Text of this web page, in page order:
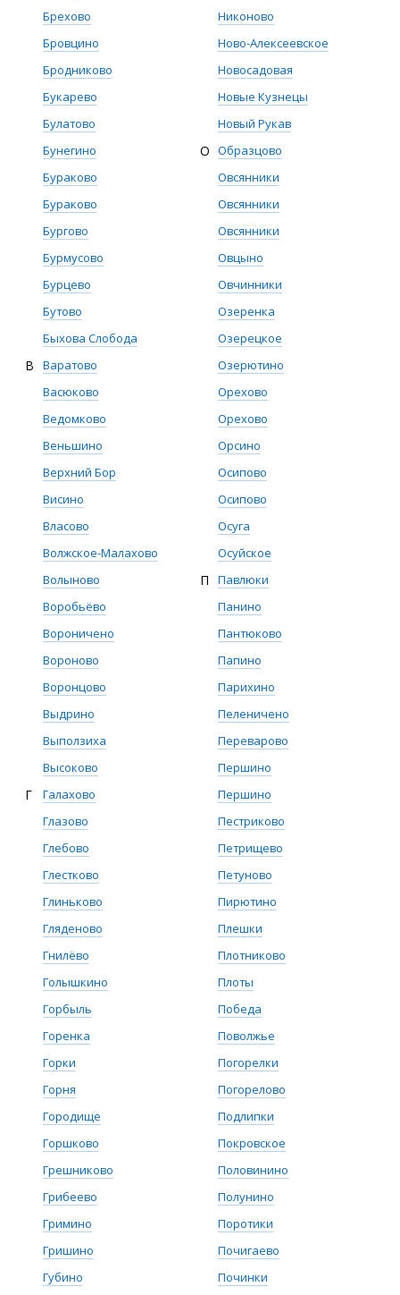
Брехово
Бровцино
Бродниково
Букарево
Булатово
Бунегино
Бураково
Бураково
Бургово
Бурмусово
Бурцево
Бутово
Быхова Слобода
В
Варатово
Васюково
Ведомково
Веньшино
Верхний Бор
Висино
Власово
Волжское-Малахово
Волыново
Воробьёво
Вороничено
Вороново
Воронцово
Выдрино
Выползиха
Высоково
Г
Галахово
Глазово
Глебово
Глестково
Глиньково
Гляденово
Гнилёво
Голышкино
Горбыль
Горенка
Горки
Горня
Городище
Горшково
Грешниково
Грибеево
Гримино
Гришино
Губино
Никоново
Ново-Алексеевское
Новосадовая
Новые Кузнецы
Новый Рукав
О Образцово
Овсянники
Овсянники
Овсянники
Овцыно
Овчинники
Озеренка
Озерецкое
Озерютино
Орехово
Орехово
Орсино
Осипово
Осипово
Осуга
Осуйское
П
Павлюки
Панино
Пантюково
Папино
Парихино
Пеленичено
Переварово
Першино
Першино
Пестриково
Петрищево
Петуново
Пирютино
Плешки
Плотниково
Плоты
Победа
Поволжье
Погорелки
Погорелово
Подлипки
Покровское
Половинино
Полунино
Поротики
Почигаево
Починки